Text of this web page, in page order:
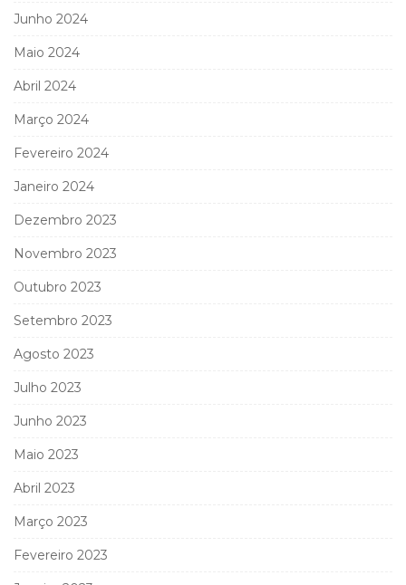
Junho 2024
Maio 2024
Abril 2024
Março 2024
Fevereiro 2024
Janeiro 2024
Dezembro 2023
Novembro 2023
Outubro 2023
Setembro 2023
Agosto 2023
Julho 2023
Junho 2023
Maio 2023
Abril 2023
Março 2023
Fevereiro 2023